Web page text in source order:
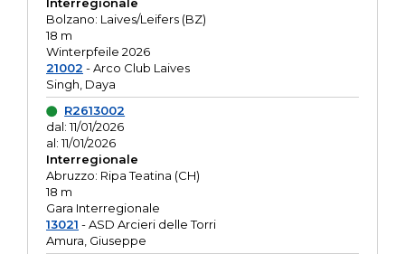
Bolzano: Laives/Leifers (BZ)
18 m
Winterpfeile 2026
21002 - Arco Club Laives
Singh, Daya
R2613002
dal: 11/01/2026
al: 11/01/2026
Interregionale
Abruzzo: Ripa Teatina (CH)
18 m
Gara Interregionale
13021 - ASD Arcieri delle Torri
Amura, Giuseppe